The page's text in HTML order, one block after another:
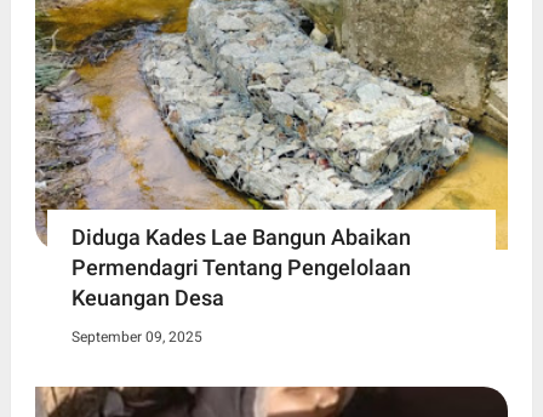
Diduga Kades Lae Bangun Abaikan
Permendagri Tentang Pengelolaan
Keuangan Desa
September 09, 2025